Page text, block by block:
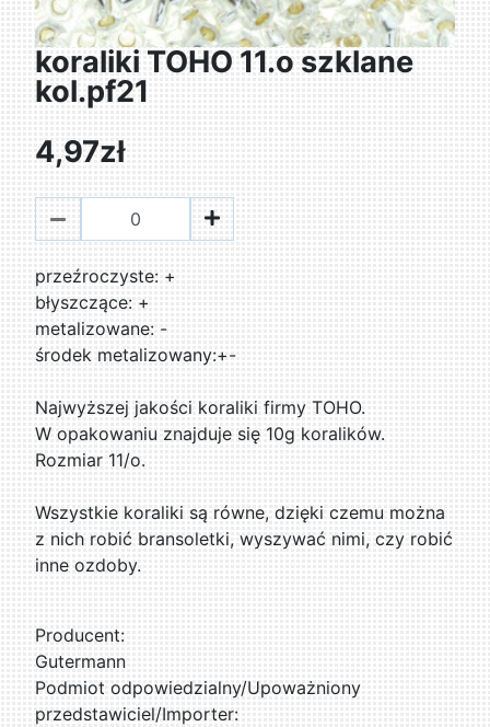
koraliki TOHO 11.o szklane
kol.pf21
4,97zł
przeźroczyste: +
błyszczące: +
metalizowane: -
środek metalizowany:+-
Najwyższej jakości koraliki firmy TOHO.
W opakowaniu znajduje się 10g koralików.
Rozmiar 11/o.
Wszystkie koraliki są równe, dzięki czemu można
z nich robić bransoletki, wyszywać nimi, czy robić
inne ozdoby.
Producent:
Gutermann
Podmiot odpowiedzialny/Upoważniony
przedstawiciel/Importer: